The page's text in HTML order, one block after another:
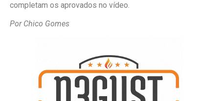
completam os aprovados no vídeo.
Por Chico Gomes